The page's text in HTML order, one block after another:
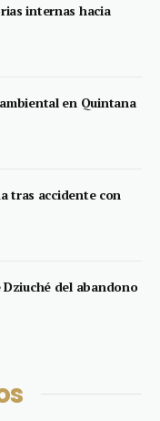
internas hacia
en Quintana
tras accidente con
del abandono